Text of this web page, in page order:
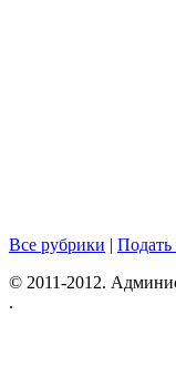
Все рубрики | Подать
© 2011-2012.
.